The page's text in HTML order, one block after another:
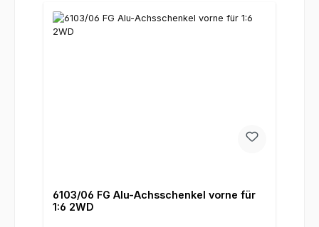
6103/06 FG Alu-Achsschenkel vorne für
1:6 2WD